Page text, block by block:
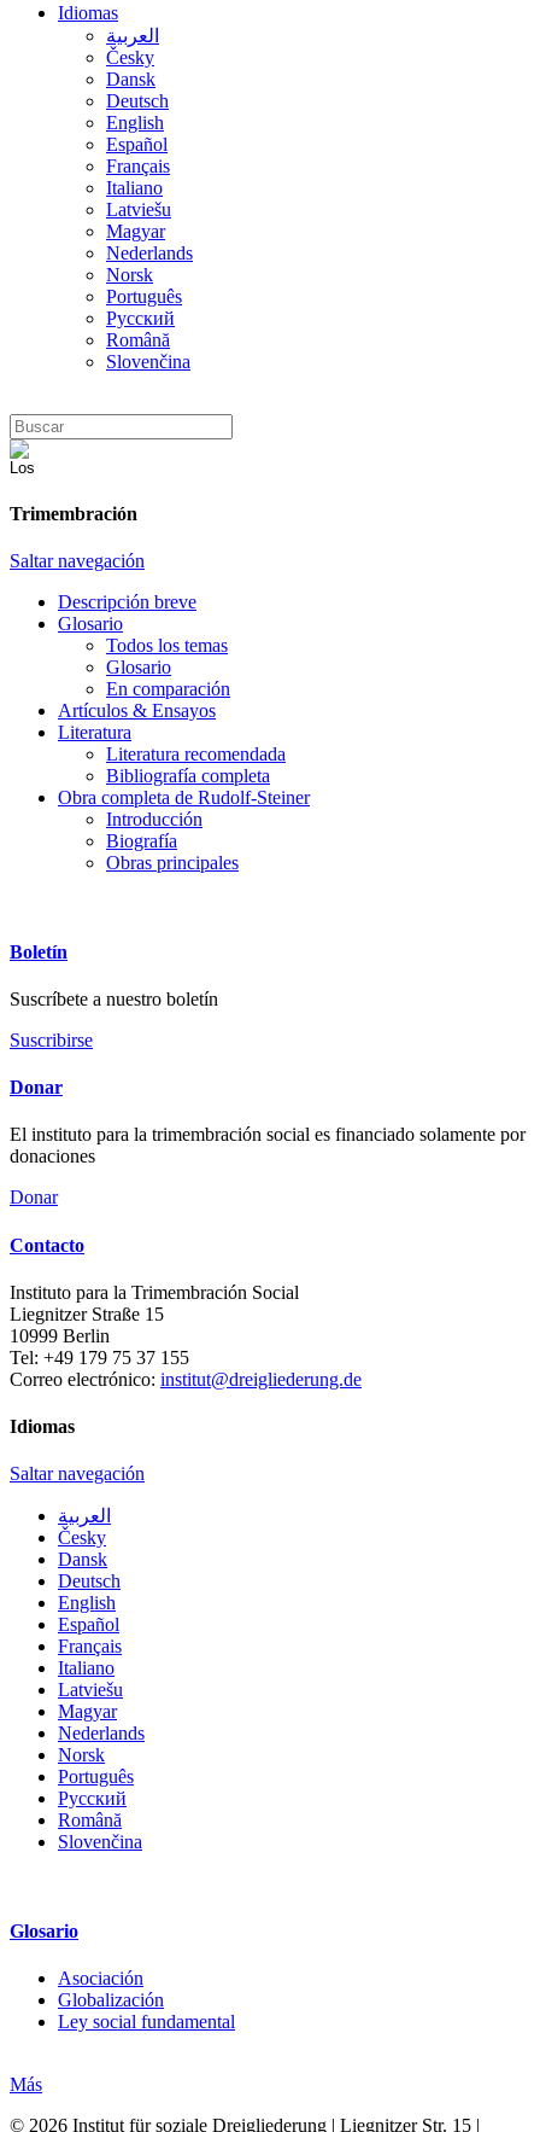
Idiomas
العربية
Česky
Dansk
Deutsch
English
Español
Français
Italiano
Latviešu
Magyar
Nederlands
Norsk
Português
Русский
Română
Slovenčina
Trimembración
Saltar navegación
Descripción breve
Glosario
Todos los temas
Glosario
En comparación
Artículos & Ensayos
Literatura
Literatura recomendada
Bibliografía completa
Obra completa de Rudolf-Steiner
Introducción
Biografía
Obras principales
Boletín
Suscríbete a nuestro boletín
Suscribirse
Donar
El instituto para la trimembración social es financiado solamente por
donaciones
Donar
Contacto
Instituto para la Trimembración Social
Liegnitzer Straße 15
10999 Berlin
Tel: +49 179 75 37 155
Correo electrónico: institut@dreigliederung.de
Idiomas
Saltar navegación
العربية
Česky
Dansk
Deutsch
English
Español
Français
Italiano
Latviešu
Magyar
Nederlands
Norsk
Português
Русский
Română
Slovenčina
Glosario
Asociación
Globalización
Ley social fundamental
Más
© 2026 Institut für soziale Dreigliederung | Liegnitzer Str. 15 |